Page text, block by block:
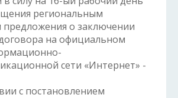
региональным
о заключении
на официальном
сети «Интернет» -
с постановлением